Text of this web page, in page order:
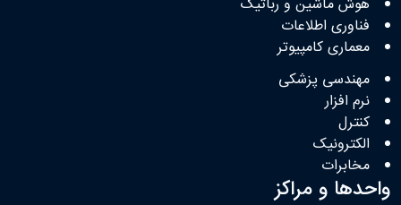
هوش ماشین و رباتیک
فناوری اطلاعات
معماری کامپیوتر
مهندسی پزشکی
نرم افزار
کنترل
الکترونیک
مخابرات
واحدها و مراکز